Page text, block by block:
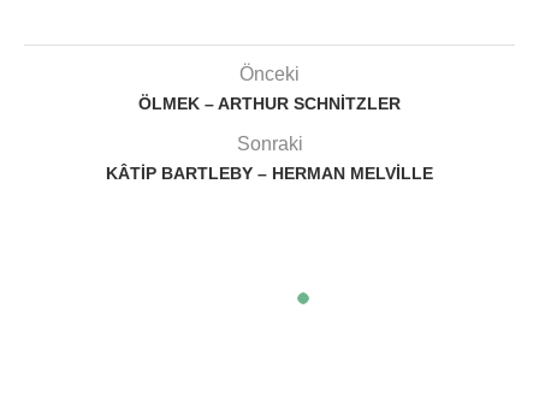
Önceki
ÖLMEK – ARTHUR SCHNITZLER
Sonraki
KÂTIP BARTLEBY – HERMAN MELVILLE